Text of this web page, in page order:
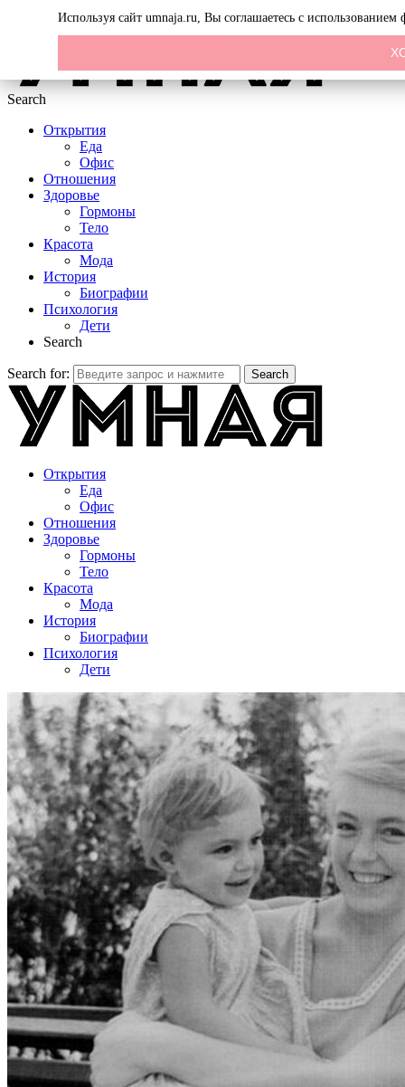
Search
Открытия
Еда
Офис
Отношения
Здоровье
Гормоны
Тело
Красота
Мода
История
Биографии
Психология
Дети
Search
Search for: Search
Открытия
Еда
Офис
Отношения
Здоровье
Гормоны
Тело
Красота
Мода
История
Биографии
Психология
Дети
Используя сайт umnaja.ru, Вы соглашаетесь с использованием